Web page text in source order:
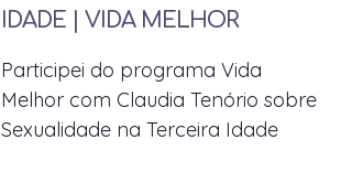
IDADE | VIDA MELHOR
Participei do programa Vida
Melhor com Claudia Tenório sobre
Sexualidade na Terceira Idade